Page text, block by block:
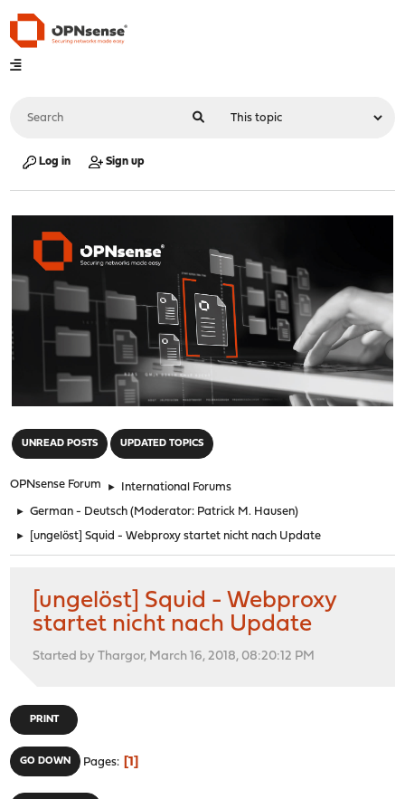
Log in Sign up
UNREAD POSTS UPDATED TOPICS
OPNsense Forum ► International Forums
► German - Deutsch (Moderator: Patrick M. Hausen)
► [ungelöst] Squid - Webproxy startet nicht nach Update
[ungelöst] Squid - Webproxy
startet nicht nach Update
Started by Thargor, March 16, 2018, 08:20:12 PM
PRINT
GO DOWN Pages 1